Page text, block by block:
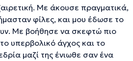
Με άκουσε πραγματικά,
φίλες, και μου έδωσε το
Με βοήθησε να σκεφτώ πιο
υπερβολικό άγχος και το
μαζί της ένιωθε σαν ένα